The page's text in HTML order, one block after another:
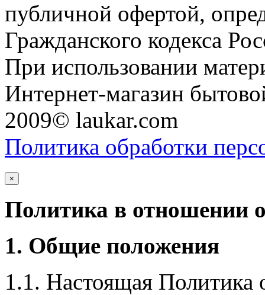
публичной офертой,
Гражданского кодекса
При использовании
Интернет-магазин
2009© laukar.com
Политика обработки
×
Политика в отношении
1. Общие положения
1.1. Настоящая Политика